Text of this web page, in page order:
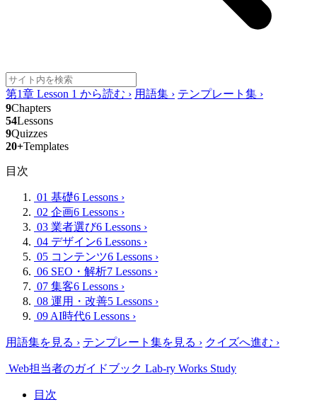
第1章 Lesson 1 から読む › 用語集 › テンプレート集 ›
9Chapters
54Lessons
9Quizzes
20+Templates
目次
01 基礎6 Lessons ›
02 企画6 Lessons ›
03 業者選び6 Lessons ›
04 デザイン6 Lessons ›
05 コンテンツ6 Lessons ›
06 SEO・解析7 Lessons ›
07 集客6 Lessons ›
08 運用・改善5 Lessons ›
09 AI時代6 Lessons ›
用語集を見る › テンプレート集を見る › クイズへ進む ›
Web担当者のガイドブック Lab-ry Works Study
目次